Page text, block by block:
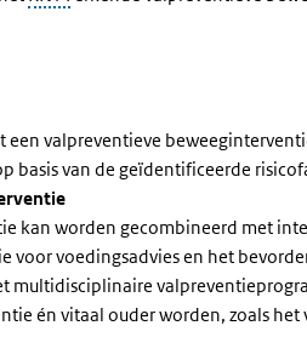
valpreventieve
basis van de geïdentificeerde
kan worden gecombineerd met
voor voedingsadvies en het
multidisciplinaire
én vitaal ouder worden, zoals